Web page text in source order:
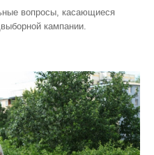
вопросы, касающиеся
кампании.